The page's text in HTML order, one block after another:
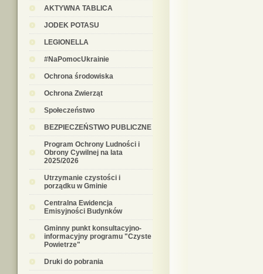
AKTYWNA TABLICA
JODEK POTASU
LEGIONELLA
#NaPomocUkrainie
Ochrona środowiska
Ochrona Zwierząt
Społeczeństwo
BEZPIECZEŃSTWO PUBLICZNE
Program Ochrony Ludności i
Obrony Cywilnej na lata
2025/2026
Utrzymanie czystości i
porządku w Gminie
Centralna Ewidencja
Emisyjności Budynków
Gminny punkt konsultacyjno-
informacyjny programu "Czyste
Powietrze"
Druki do pobrania